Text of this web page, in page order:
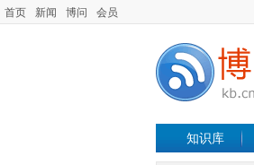
首页 新闻 博问 会员
知识库